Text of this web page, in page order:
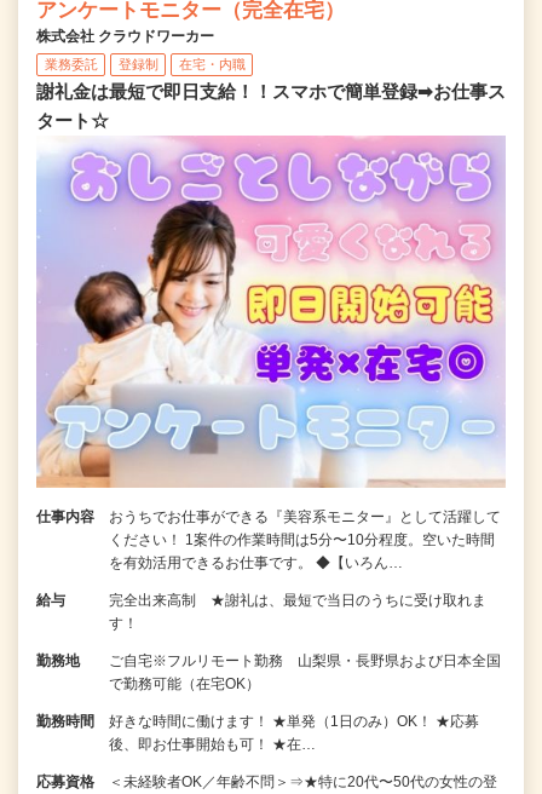
アンケートモニター（完全在宅）
株式会社 クラウドワーカー
業務委託 登録制 在宅・内職
謝礼金は最短で即日支給！！スマホで簡単登録➡お仕事ス
タート☆
仕事内容
おうちでお仕事ができる『美容系モニター』として活躍して
ください！ 1案件の作業時間は5分〜10分程度。空いた時間
を有効活用できるお仕事です。 ◆【いろん…
給与
完全出来高制 ★謝礼は、最短で当日のうちに受け取れま
す！
勤務地
ご自宅※フルリモート勤務 山梨県・長野県および日本全国
で勤務可能（在宅OK）
勤務時間
好きな時間に働けます！ ★単発（1日のみ）OK！ ★応募
後、即お仕事開始も可！ ★在…
応募資格
＜未経験者OK／年齢不問＞⇒★特に20代〜50代の女性の登